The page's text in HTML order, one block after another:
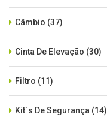
Câmbio (37)
Cinta De Elevação (30)
Filtro (11)
Kit´s De Segurança (14)